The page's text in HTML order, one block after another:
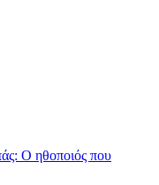
Ο ηθοποιός που